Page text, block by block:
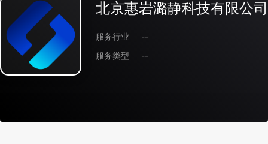
北京惠岩潞静科技有限公司
服务行业
--
服务类型
--